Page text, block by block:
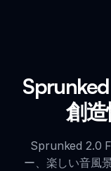
創
Sprunked 2.0
ー、楽しい音風